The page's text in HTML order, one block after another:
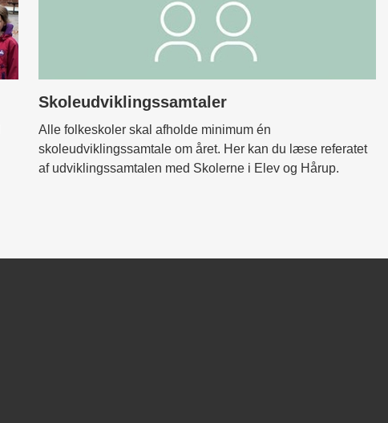
Skoleudviklingssamtaler
Alle folkeskoler skal afholde minimum én
skoleudviklingssamtale om året. Her kan du læse referatet
af udviklingssamtalen med Skolerne i Elev og Hårup.